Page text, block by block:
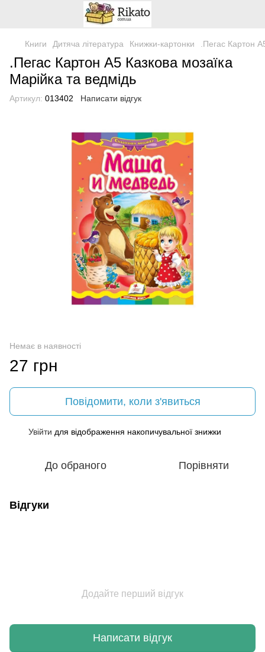
Книги Дитяча література Книжки-картонки .Пегас Картон
.Пегас Картон А5 Казкова мозаїка
Марійка та ведмідь
Артикул: 013402 Написати відгук
Немає в наявності
27 грн
Повідомити, коли з'явиться
Увійти для відображення накопичувальної знижки
До обраного Порівняти
Відгуки
Додайте перший відгук
Написати відгук